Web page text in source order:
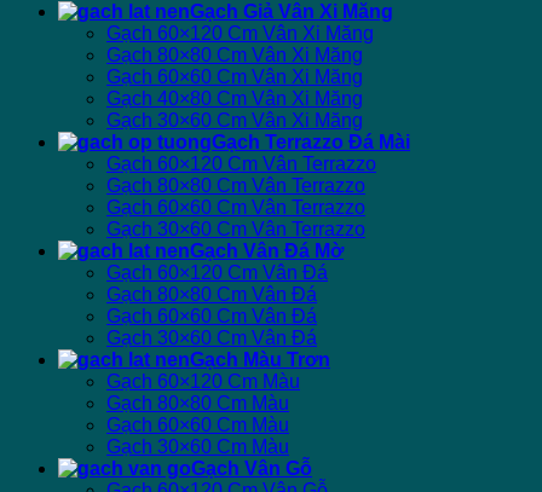
Gạch Giả Vân Xi Măng
Gạch 60×120 Cm Vân Xi Măng
Gạch 80×80 Cm Vân Xi Măng
Gạch 60×60 Cm Vân Xi Măng
Gạch 40×80 Cm Vân Xi Măng
Gạch 30×60 Cm Vân Xi Măng
Gạch Terrazzo Đá Mài
Gạch 60×120 Cm Vân Terrazzo
Gạch 80×80 Cm Vân Terrazzo
Gạch 60×60 Cm Vân Terrazzo
Gạch 30×60 Cm Vân Terrazzo
Gạch Vân Đá Mờ
Gạch 60×120 Cm Vân Đá
Gạch 80×80 Cm Vân Đá
Gạch 60×60 Cm Vân Đá
Gạch 30×60 Cm Vân Đá
Gạch Màu Trơn
Gạch 60×120 Cm Màu
Gạch 80×80 Cm Màu
Gạch 60×60 Cm Màu
Gạch 30×60 Cm Màu
Gạch Vân Gỗ